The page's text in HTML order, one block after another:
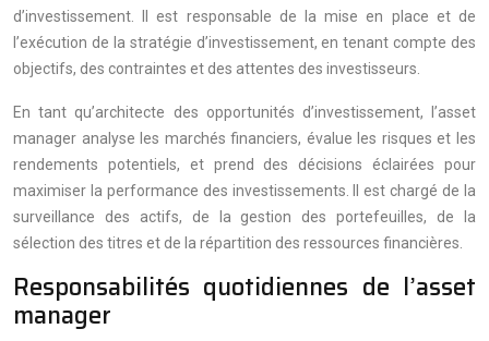
d’investissement. Il est responsable de la mise en place et de
l’exécution de la stratégie d’investissement, en tenant compte des
objectifs, des contraintes et des attentes des investisseurs.
En tant qu’architecte des opportunités d’investissement, l’asset
manager analyse les marchés financiers, évalue les risques et les
rendements potentiels, et prend des décisions éclairées pour
maximiser la performance des investissements. Il est chargé de la
surveillance des actifs, de la gestion des portefeuilles, de la
sélection des titres et de la répartition des ressources financières.
Responsabilités quotidiennes de l’asset
manager